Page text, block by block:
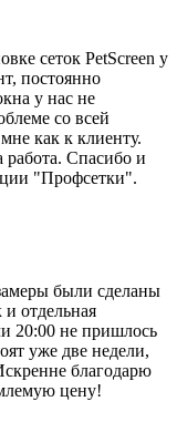
сеток PetScreen у
постоянно
у нас не
со всей
как к клиенту.
Спасибо и
"Профсетки".
были сделаны
отдельная
20:00 не пришлось
уже две недели,
благодарю
цену!